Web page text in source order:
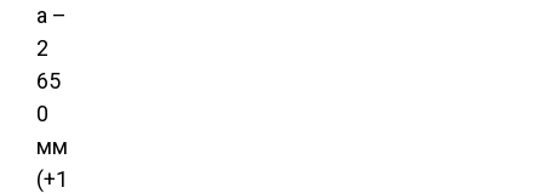
а –
2
65
0
мм
(+1